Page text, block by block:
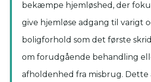
bekæmpe hjemløshed, der
give hjemløse adgang til varigt
boligforhold som det første
om forudgående behandling
afholdenhed fra misbrug. Dette